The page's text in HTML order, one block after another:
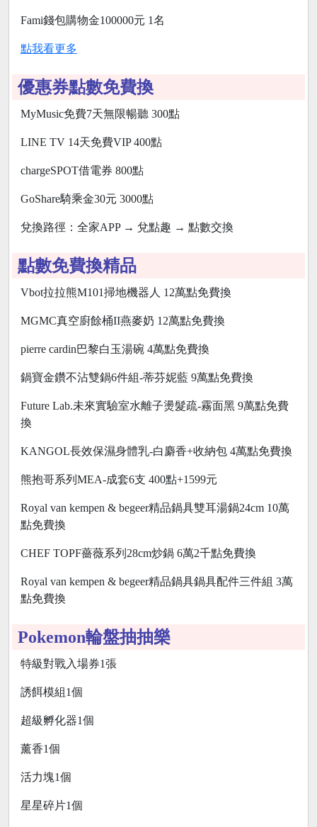
Fami錢包購物金100000元 1名
點我看更多
優惠券點數免費換
MyMusic免費7天無限暢聽 300點
LINE TV 14天免費VIP 400點
chargeSPOT借電券 800點
GoShare騎乘金30元 3000點
兌換路徑：全家APP → 兌點趣 → 點數交換
點數免費換精品
Vbot拉拉熊M101掃地機器人 12萬點免費換
MGMC真空廚餘桶II燕麥奶 12萬點免費換
pierre cardin巴黎白玉湯碗 4萬點免費換
鍋寶金鑽不沾雙鍋6件組-蒂芬妮藍 9萬點免費換
Future Lab.未來實驗室水離子燙髮疏-霧面黑 9萬點免費
換
KANGOL長效保濕身體乳-白麝香+收納包 4萬點免費換
熊抱哥系列MEA-成套6支 400點+1599元
Royal van kempen & begeer精品鍋具雙耳湯鍋24cm 10萬
點免費換
CHEF TOPF薔薇系列28cm炒鍋 6萬2千點免費換
Royal van kempen & begeer精品鍋具鍋具配件三件組 3萬
點免費換
Pokemon輪盤抽抽樂
特級對戰入場券1張
誘餌模組1個
超級孵化器1個
薰香1個
活力塊1個
星星碎片1個